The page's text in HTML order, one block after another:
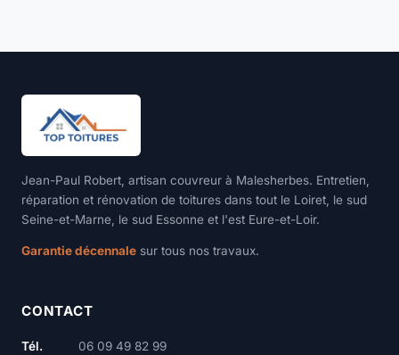
Jean-Paul Robert, artisan couvreur à Malesherbes. Entretien,
réparation et rénovation de toitures dans tout le Loiret, le sud
Seine-et-Marne, le sud Essonne et l'est Eure-et-Loir.
Garantie décennale sur tous nos travaux.
CONTACT
Tél.
06 09 49 82 99